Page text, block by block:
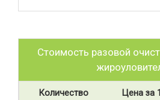
Стоимость разовой
Количество
Цена за